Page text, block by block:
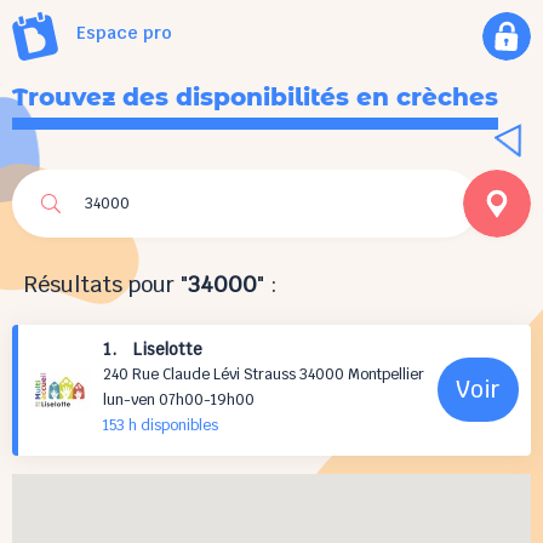
Espace pro
Trouvez des disponibilités en crèches
Résultats pour "34000" :
1. Liselotte
240 Rue Claude Lévi Strauss 34000 Montpellier
lun-ven 07h00-19h00
153 h disponibles
Voir